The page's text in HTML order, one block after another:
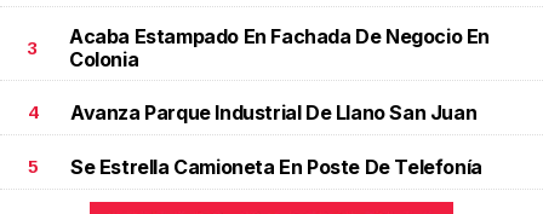
3
Acaba Estampado En Fachada De Negocio En
Colonia
4 Avanza Parque Industrial De Llano San Juan
5 Se Estrella Camioneta En Poste De Telefonía